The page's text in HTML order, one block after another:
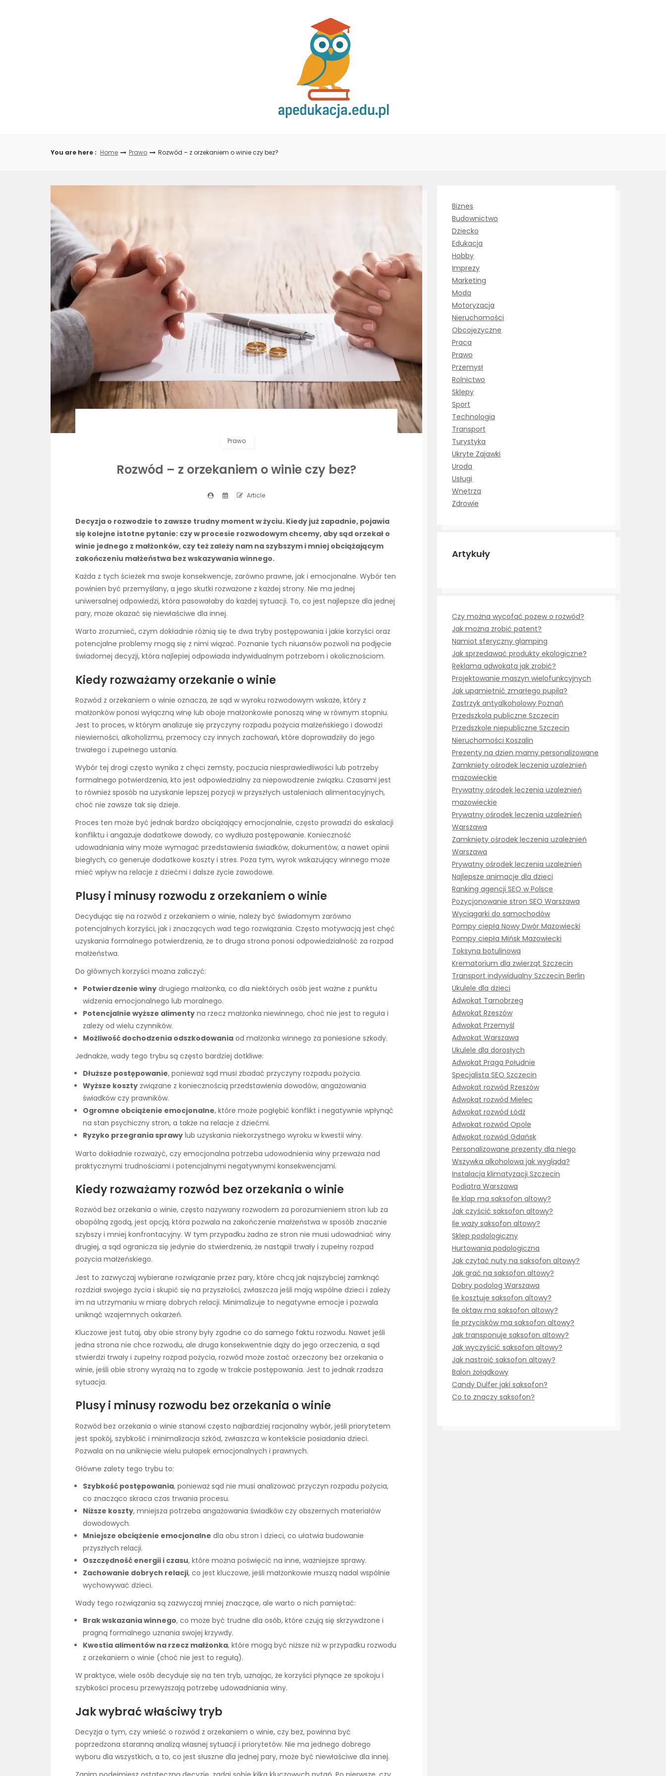
You are here : Home Prawo Rozwód – z orzekaniem o winie czy bez?
Prawo
Rozwód – z orzekaniem o winie czy bez?
Article
Decyzja o rozwodzie to zawsze trudny moment w życiu. Kiedy już zapadnie, pojawia
się kolejne istotne pytanie: czy w procesie rozwodowym chcemy, aby sąd orzekał o
winie jednego z małżonków, czy też zależy nam na szybszym i mniej obciążającym
zakończeniu małżeństwa bez wskazywania winnego.
Każda z tych ścieżek ma swoje konsekwencje, zarówno prawne, jak i emocjonalne. Wybór ten
powinien być przemyślany, a jego skutki rozważone z każdej strony. Nie ma jednej
uniwersalnej odpowiedzi, która pasowałaby do każdej sytuacji. To, co jest najlepsze dla jednej
pary, może okazać się niewłaściwe dla innej.
Warto zrozumieć, czym dokładnie różnią się te dwa tryby postępowania i jakie korzyści oraz
potencjalne problemy mogą się z nimi wiązać. Poznanie tych niuansów pozwoli na podjęcie
świadomej decyzji, która najlepiej odpowiada indywidualnym potrzebom i okolicznościom.
Kiedy rozważamy orzekanie o winie
Rozwód z orzekaniem o winie oznacza, że sąd w wyroku rozwodowym wskaże, który z
małżonków ponosi wyłączną winę lub oboje małżonkowie ponoszą winę w równym stopniu.
Jest to proces, w którym analizuje się przyczyny rozpadu pożycia małżeńskiego i dowodzi
niewierności, alkoholizmu, przemocy czy innych zachowań, które doprowadziły do jego
trwałego i zupełnego ustania.
Wybór tej drogi często wynika z chęci zemsty, poczucia niesprawiedliwości lub potrzeby
formalnego potwierdzenia, kto jest odpowiedzialny za niepowodzenie związku. Czasami jest
to również sposób na uzyskanie lepszej pozycji w przyszłych ustaleniach alimentacyjnych,
choć nie zawsze tak się dzieje.
Proces ten może być jednak bardzo obciążający emocjonalnie, często prowadzi do eskalacji
konfliktu i angażuje dodatkowe dowody, co wydłuża postępowanie. Konieczność
udowadniania winy może wymagać przedstawienia świadków, dokumentów, a nawet opinii
biegłych, co generuje dodatkowe koszty i stres. Poza tym, wyrok wskazujący winnego może
mieć wpływ na relacje z dziećmi i dalsze życie zawodowe.
Plusy i minusy rozwodu z orzekaniem o winie
Decydując się na rozwód z orzekaniem o winie, należy być świadomym zarówno
potencjalnych korzyści, jak i znaczących wad tego rozwiązania. Często motywacją jest chęć
uzyskania formalnego potwierdzenia, że to druga strona ponosi odpowiedzialność za rozpad
małżeństwa.
Do głównych korzyści można zaliczyć:
Potwierdzenie winy drugiego małżonka, co dla niektórych osób jest ważne z punktu
widzenia emocjonalnego lub moralnego.
Potencjalnie wyższe alimenty na rzecz małżonka niewinnego, choć nie jest to reguła i
zależy od wielu czynników.
Możliwość dochodzenia odszkodowania od małżonka winnego za poniesione szkody.
Jednakże, wady tego trybu są często bardziej dotkliwe:
Dłuższe postępowanie, ponieważ sąd musi zbadać przyczyny rozpadu pożycia.
Wyższe koszty związane z koniecznością przedstawienia dowodów, angażowania
świadków czy prawników.
Ogromne obciążenie emocjonalne, które może pogłębić konflikt i negatywnie wpłynąć
na stan psychiczny stron, a także na relacje z dziećmi.
Ryzyko przegrania sprawy lub uzyskania niekorzystnego wyroku w kwestii winy.
Warto dokładnie rozważyć, czy emocjonalna potrzeba udowodnienia winy przeważa nad
praktycznymi trudnościami i potencjalnymi negatywnymi konsekwencjami.
Kiedy rozważamy rozwód bez orzekania o winie
Rozwód bez orzekania o winie, często nazywany rozwodem za porozumieniem stron lub za
obopólną zgodą, jest opcją, która pozwala na zakończenie małżeństwa w sposób znacznie
szybszy i mniej konfrontacyjny. W tym przypadku żadna ze stron nie musi udowadniać winy
drugiej, a sąd ogranicza się jedynie do stwierdzenia, że nastąpił trwały i zupełny rozpad
pożycia małżeńskiego.
Jest to zazwyczaj wybierane rozwiązanie przez pary, które chcą jak najszybciej zamknąć
rozdział swojego życia i skupić się na przyszłości, zwłaszcza jeśli mają wspólne dzieci i zależy
im na utrzymaniu w miarę dobrych relacji. Minimalizuje to negatywne emocje i pozwala
uniknąć wzajemnych oskarżeń.
Kluczowe jest tutaj, aby obie strony były zgodne co do samego faktu rozwodu. Nawet jeśli
jedna strona nie chce rozwodu, ale druga konsekwentnie dąży do jego orzeczenia, a sąd
stwierdzi trwały i zupełny rozpad pożycia, rozwód może zostać orzeczony bez orzekania o
winie, jeśli obie strony wyrażą na to zgodę w trakcie postępowania. Jest to jednak rzadsza
sytuacja.
Plusy i minusy rozwodu bez orzekania o winie
Rozwód bez orzekania o winie stanowi często najbardziej racjonalny wybór, jeśli priorytetem
jest spokój, szybkość i minimalizacja szkód, zwłaszcza w kontekście posiadania dzieci.
Pozwala on na uniknięcie wielu pułapek emocjonalnych i prawnych.
Główne zalety tego trybu to:
Szybkość postępowania, ponieważ sąd nie musi analizować przyczyn rozpadu pożycia,
co znacząco skraca czas trwania procesu.
Niższe koszty, mniejsza potrzeba angażowania świadków czy obszernych materiałów
dowodowych.
Mniejsze obciążenie emocjonalne dla obu stron i dzieci, co ułatwia budowanie
przyszłych relacji.
Oszczędność energii i czasu, które można poświęcić na inne, ważniejsze sprawy.
Zachowanie dobrych relacji, co jest kluczowe, jeśli małżonkowie muszą nadal wspólnie
wychowywać dzieci.
Wady tego rozwiązania są zazwyczaj mniej znaczące, ale warto o nich pamiętać:
Brak wskazania winnego, co może być trudne dla osób, które czują się skrzywdzone i
pragną formalnego uznania swojej krzywdy.
Kwestia alimentów na rzecz małżonka, które mogą być niższe niż w przypadku rozwodu
z orzekaniem o winie (choć nie jest to regułą).
W praktyce, wiele osób decyduje się na ten tryb, uznając, że korzyści płynące ze spokoju i
szybkości procesu przewyższają potrzebę udowadniania winy.
Jak wybrać właściwy tryb
Decyzja o tym, czy wnieść o rozwód z orzekaniem o winie, czy bez, powinna być
poprzedzona staranną analizą własnej sytuacji i priorytetów. Nie ma jednego dobrego
wyboru dla wszystkich, a to, co jest słuszne dla jednej pary, może być niewłaściwe dla innej.
Biznes
Budownictwo
Dziecko
Edukacja
Hobby
Imprezy
Marketing
Moda
Motoryzacja
Nieruchomości
Obcojęzyczne
Praca
Prawo
Przemysł
Rolnictwo
Sklepy
Sport
Technologia
Transport
Turystyka
Ukryte Zajawki
Uroda
Usługi
Wnętrza
Zdrowie
Artykuły
Czy można wycofać pozew o rozwód?
Jak można zrobić patent?
Namiot sferyczny glamping
Jak sprzedawać produkty ekologiczne?
Reklama adwokata jak zrobić?
Projektowanie maszyn wielofunkcyjnych
Jak upamiętnić zmarłego pupila?
Zastrzyk antyalkoholowy Poznań
Przedszkola publiczne Szczecin
Przedszkole niepubliczne Szczecin
Nieruchomości Koszalin
Prezenty na dzien mamy personalizowane
Zamknięty ośrodek leczenia uzależnień
mazowieckie
Prywatny ośrodek leczenia uzależnień
mazowieckie
Prywatny ośrodek leczenia uzależnień
Warszawa
Zamknięty ośrodek leczenia uzależnień
Warszawa
Prywatny ośrodek leczenia uzależnień
Najlepsze animacje dla dzieci
Ranking agencji SEO w Polsce
Pozycjonowanie stron SEO Warszawa
Wyciągarki do samochodów
Pompy ciepła Nowy Dwór Mazowiecki
Pompy ciepła Mińsk Mazowiecki
Toksyna botulinowa
Krematorium dla zwierząt Szczecin
Transport indywidualny Szczecin Berlin
Ukulele dla dzieci
Adwokat Tarnobrzeg
Adwokat Rzeszów
Adwokat Przemyśl
Adwokat Warszawa
Ukulele dla dorosłych
Adwokat Praga Południe
Specjalista SEO Szczecin
Adwokat rozwód Rzeszów
Adwokat rozwód Mielec
Adwokat rozwód Łódź
Adwokat rozwód Opole
Adwokat rozwód Gdańsk
Personalizowane prezenty dla niego
Wszywka alkoholowa jak wygląda?
Instalacja klimatyzacji Szczecin
Podiatra Warszawa
Ile klap ma saksofon altowy?
Jak czyścić saksofon altowy?
Ile waży saksofon altowy?
Sklep podologiczny
Hurtowania podologiczna
Jak czytać nuty na saksofon altowy?
Jak grać na saksofon altowy?
Dobry podolog Warszawa
Ile kosztuje saksofon altowy?
Ile oktaw ma saksofon altowy?
Ile przycisków ma saksofon altowy?
Jak transponuje saksofon altowy?
Jak wyczyścić saksofon altowy?
Jak nastroić saksofon altowy?
Balon żołądkowy
Candy Dulfer jaki saksofon?
Co to znaczy saksofon?